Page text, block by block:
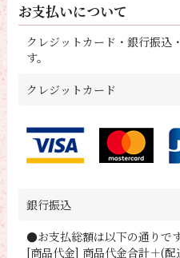
お支払いについて
クレジットカード・銀行振込
す。
クレジットカード
銀行振込
●お支払総額は以下の通りです
[商品代金] 商品代金合計＋(